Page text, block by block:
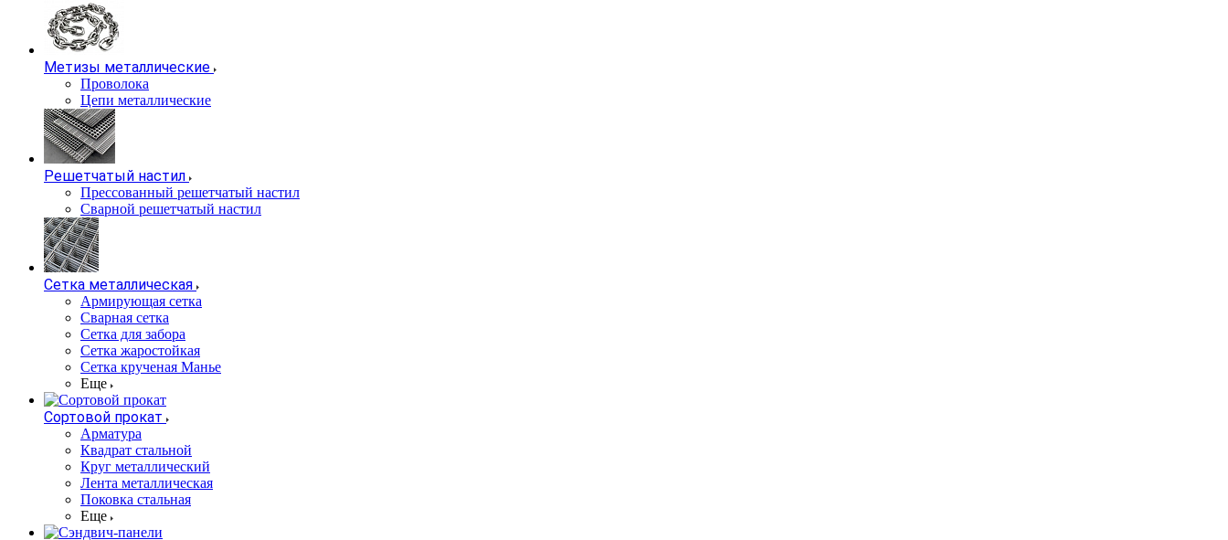
Метизы металлические
Проволока
Цепи металлические
Решетчатый настил
Прессованный решетчатый настил
Сварной решетчатый настил
Сетка металлическая
Армирующая сетка
Сварная сетка
Сетка для забора
Сетка жаростойкая
Сетка крученая Манье
Еще
Сортовой прокат
Арматура
Квадрат стальной
Круг металлический
Лента металлическая
Поковка стальная
Еще